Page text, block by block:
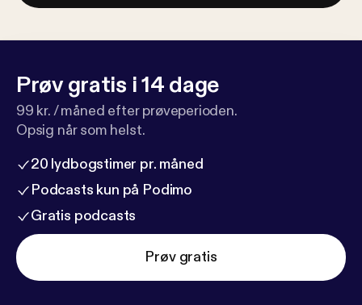
Prøv gratis i 14 dage
99 kr. / måned efter prøveperioden.
Opsig når som helst.
20 lydbogstimer pr. måned
Podcasts kun på Podimo
Gratis podcasts
Prøv gratis